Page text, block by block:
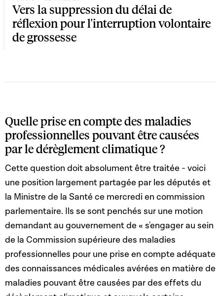
Vers la suppression du délai de
réflexion pour l'interruption volontaire
de grossesse
Quelle prise en compte des maladies
professionnelles pouvant être causées
par le dérèglement climatique ?
Cette question doit absolument être traitée - voici
une position largement partagée par les députés et
la Ministre de la Santé ce mercredi en commission
parlementaire. Ils se sont penchés sur une motion
demandant au gouvernement de « s'engager au sein
de la Commission supérieure des maladies
professionnelles pour une prise en compte adéquate
des connaissances médicales avérées en matière de
maladies pouvant être causées par des effets du